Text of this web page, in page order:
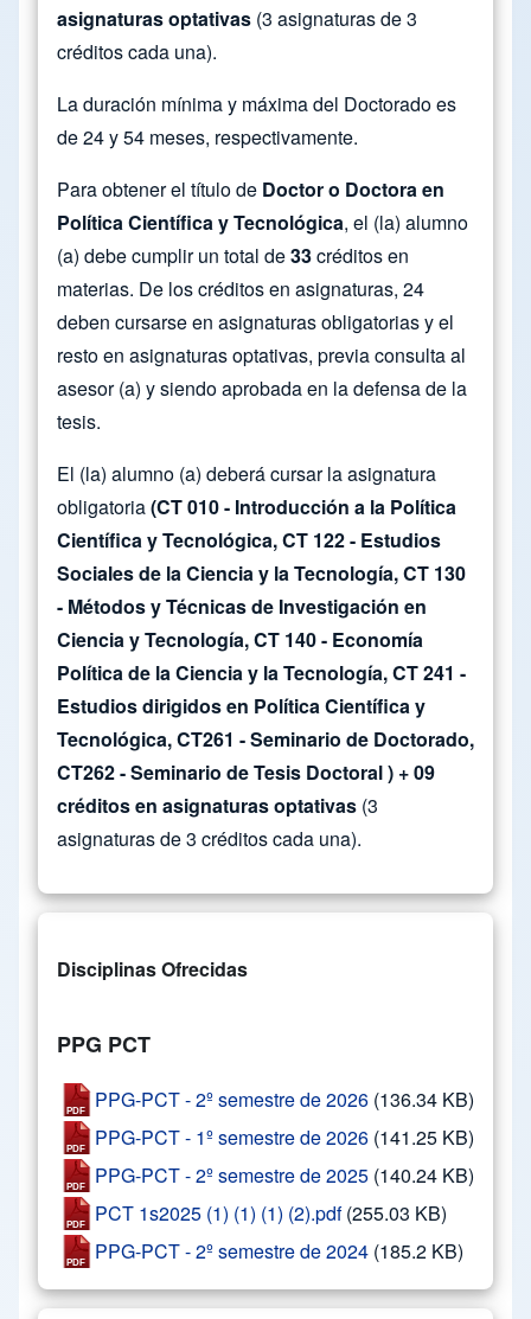
asignaturas optativas (3 asignaturas de 3
créditos cada una).
La duración mínima y máxima del Doctorado es
de 24 y 54 meses, respectivamente.
Para obtener el título de Doctor o Doctora en
Política Científica y Tecnológica, el (la) alumno
(a) debe cumplir un total de33créditos en
materias. De los créditos en asignaturas, 24
deben cursarse en asignaturas obligatorias y el
resto en asignaturas optativas, previa consulta al
asesor (a) y siendo aprobada en la defensa de la
tesis.
El (la) alumno (a) deberá cursar la asignatura
obligatoria(CT 010 - Introducción a la Política
Científica y Tecnológica, CT 122 - Estudios
Sociales de la Ciencia y la Tecnología, CT 130
- Métodos y Técnicas de Investigación en
Ciencia y Tecnología, CT 140 - Economía
Política de la Ciencia y la Tecnología, CT 241 -
Estudios dirigidos en Política Científica y
Tecnológica, CT261 - Seminario de Doctorado,
CT262 - Seminario de Tesis Doctoral ) + 09
créditos en asignaturas optativas (3
asignaturas de 3 créditos cada una).
Disciplinas Ofrecidas
PPG PCT
PPG-PCT - 2º semestre de 2026 (136.34 KB)
PPG-PCT - 1º semestre de 2026 (141.25 KB)
PPG-PCT - 2º semestre de 2025 (140.24 KB)
PCT 1s2025 (1) (1) (1) (2).pdf (255.03 KB)
PPG-PCT - 2º semestre de 2024 (185.2 KB)